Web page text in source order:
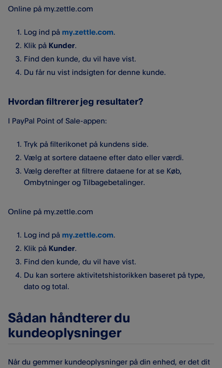
Online på my.zettle.com
Log ind på my.zettle.com.
Klik på Kunder.
Find den kunde, du vil have vist.
Du får nu vist indsigten for denne kunde.
Hvordan filtrerer jeg resultater?
I PayPal Point of Sale-appen:
Tryk på filterikonet på kundens side.
Vælg at sortere dataene efter dato eller værdi.
Vælg derefter at filtrere dataene for at se Køb,
Ombytninger og Tilbagebetalinger.
Online på my.zettle.com
Log ind på my.zettle.com.
Klik på Kunder.
Find den kunde, du vil have vist.
Du kan sortere aktivitetshistorikken baseret på type,
dato og total.
Sådan håndterer du
kundeoplysninger
Når du gemmer kundeoplysninger på din enhed, er det dit